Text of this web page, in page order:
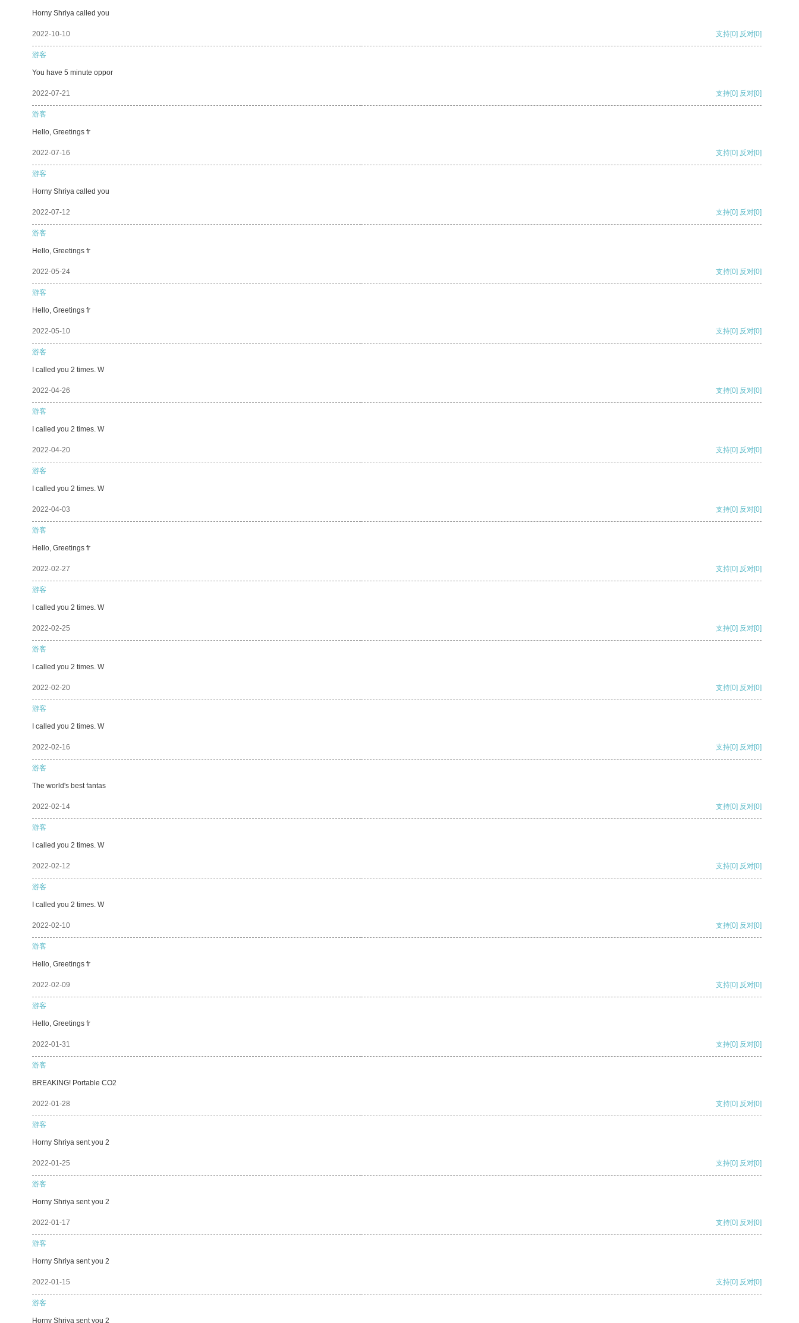
Horny Shriya called you
2022-10-10 支持[0] 反对[0]
游客
You have 5 minute oppor
2022-07-21 支持[0] 反对[0]
游客
Hello, Greetings fr
2022-07-16 支持[0] 反对[0]
游客
Horny Shriya called you
2022-07-12 支持[0] 反对[0]
游客
Hello, Greetings fr
2022-05-24 支持[0] 反对[0]
游客
Hello, Greetings fr
2022-05-10 支持[0] 反对[0]
游客
I called you 2 times. W
2022-04-26 支持[0] 反对[0]
游客
I called you 2 times. W
2022-04-20 支持[0] 反对[0]
游客
I called you 2 times. W
2022-04-03 支持[0] 反对[0]
游客
Hello, Greetings fr
2022-02-27 支持[0] 反对[0]
游客
I called you 2 times. W
2022-02-25 支持[0] 反对[0]
游客
I called you 2 times. W
2022-02-20 支持[0] 反对[0]
游客
I called you 2 times. W
2022-02-16 支持[0] 反对[0]
游客
The world's best fantas
2022-02-14 支持[0] 反对[0]
游客
I called you 2 times. W
2022-02-12 支持[0] 反对[0]
游客
I called you 2 times. W
2022-02-10 支持[0] 反对[0]
游客
Hello, Greetings fr
2022-02-09 支持[0] 反对[0]
游客
Hello, Greetings fr
2022-01-31 支持[0] 反对[0]
游客
BREAKING! Portable CO2
2022-01-28 支持[0] 反对[0]
游客
Horny Shriya sent you 2
2022-01-25 支持[0] 反对[0]
游客
Horny Shriya sent you 2
2022-01-17 支持[0] 反对[0]
游客
Horny Shriya sent you 2
2022-01-15 支持[0] 反对[0]
游客
Horny Shriya sent you 2